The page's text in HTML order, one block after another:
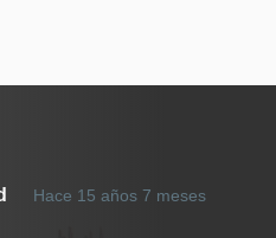
Hace 15 años 7 mesesEn